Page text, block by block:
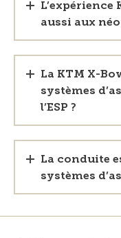
aussi aux
La KTM X-
systèmes
l’ESP ?
La conduite
systèmes